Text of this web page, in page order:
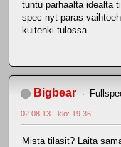
tuntu parhaalta idealta
spec nyt paras
kuitenki tulossa.
Bigbear
02.08.13 - klo: 19.36
Mistä tilasit? Laita